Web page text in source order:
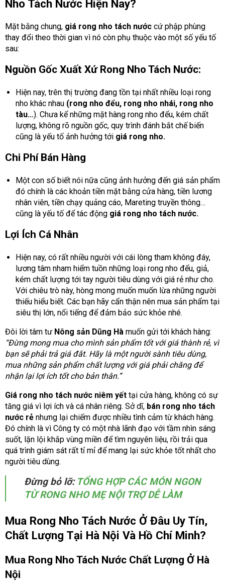
Nho Tách Nước Hiện Nay?
Mặt bằng chung, giá rong nho tách nước cứ phập phùng
thay đổi theo thời gian vì nó còn phụ thuộc vào một số yếu tố
sau:
Nguồn Gốc Xuất Xứ Rong Nho Tách Nước:
Hiện nay, trên thị trường đang tồn tại nhất nhiều loại rong
nho khác nhau (rong nho đểu, rong nho nhái, rong nho
tàu…). Chưa kể những mặt hàng rong nho đểu, kém chất
lượng, không rõ nguồn gốc, quy trình đánh bắt chế biến
cũng là yếu tố ảnh hưởng tới giá rong nho.
Chi Phí Bán Hàng
Một con số biết nói nữa cũng ảnh hưởng đến giá sản phẩm
đó chính là các khoản tiền mặt bằng cửa hàng, tiền lương
nhân viên, tiền chạy quảng cáo, Mareting truyền thông…
cũng là yếu tố để tác động giá rong nho tách nước.
Lợi Ích Cá Nhân
Hiện nay, có rất nhiều người với cái lòng tham không đáy,
lương tâm nham hiểm tuồn những loại rong nho đểu, giả,
kém chất lượng tới tay người tiêu dùng với giá rẻ như cho.
Với chiêu trò này, hòng mong muốn muốn lừa những người
thiếu hiểu biết. Các bạn hãy cẩn thận nên mua sản phẩm tại
siêu thị lớn, nổi tiếng để đảm bảo sức khỏe nhé.
Đôi lời tâm tư Nông sản Dũng Hà muốn gửi tới khách hàng:
“Đừng mong mua cho mình sản phẩm tốt với giá thành rẻ, vì
bạn sẽ phải trả giá đắt. Hãy là một người sành tiêu dùng,
mua những sản phẩm chất lượng với giá phải chăng để
nhận lại lợi ích tốt cho bản thân.”
Giá rong nho tách nước niêm yết tại cửa hàng, không có sự
tăng giá vì lợi ích và cá nhân riêng. Sở dĩ, bán rong nho tách
nước rẻ nhưng lại chiếm được nhiều tình cảm từ khách hàng.
Đó chính là vì Công ty có một nhà lãnh đạo với tầm nhìn sáng
suốt, lặn lội khắp vùng miền để tìm nguyên liệu, rồi trải qua
quá trình giám sát rất tỉ mỉ để mang lại sức khỏe tốt nhất cho
người tiêu dùng.
Đừng bỏ lỡ: TỔNG HỢP CÁC MÓN NGON
TỪ RONG NHO MẸ NỘI TRỢ DỄ LÀM
Mua Rong Nho Tách Nước Ở Đâu Uy Tín,
Chất Lượng Tại Hà Nội Và Hồ Chí Minh?
Mua Rong Nho Tách Nước Chất Lượng Ở Hà
Nội